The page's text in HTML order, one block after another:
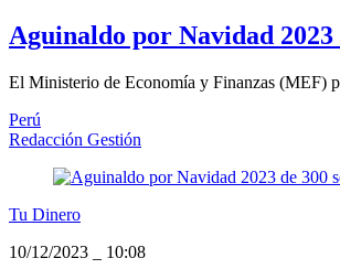
Aguinaldo por Navidad 2023
El Ministerio de Economía y Finanzas (MEF)
Perú
Redacción Gestión
Tu Dinero
10/12/2023
10:08